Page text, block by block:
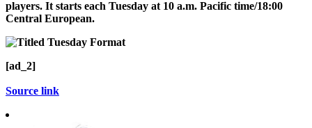
players. It starts each Tuesday at 10 a.m. Pacific time/18:00
Central European.
[ad_2]
Source link